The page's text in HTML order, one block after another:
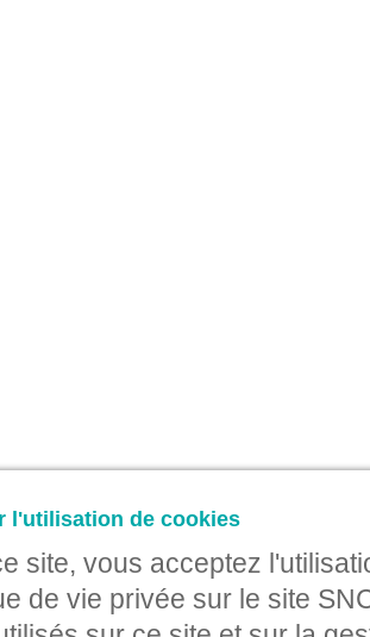
l'utilisation de cookies
site, vous acceptez
de vie privée sur le site